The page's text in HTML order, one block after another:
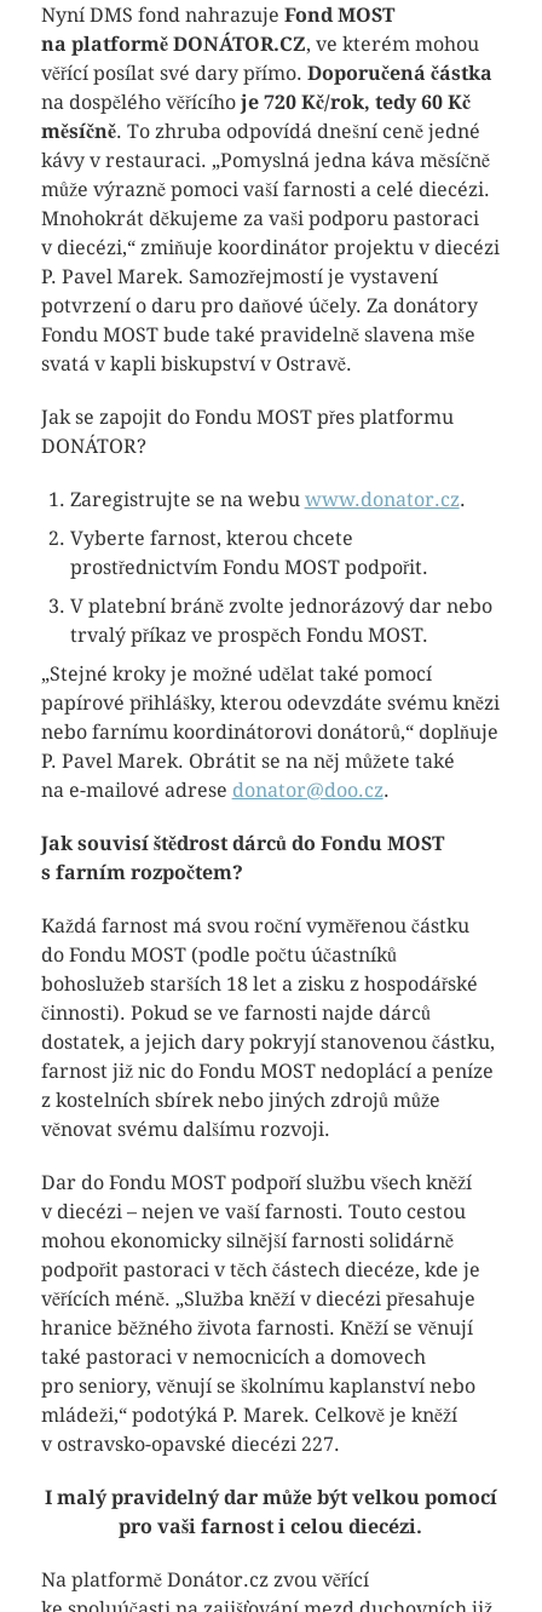
Nyní DMS fond nahrazuje Fond MOST
na platformě DONÁTOR.CZ, ve kterém mohou
věřící posílat své dary přímo. Doporučená částka
na dospělého věřícího je 720 Kč/rok, tedy 60 Kč
měsíčně. To zhruba odpovídá dnešní ceně jedné
kávy v restauraci. „Pomyslná jedna káva měsíčně
může výrazně pomoci vaší farnosti a celé diecézi.
Mnohokrát děkujeme za vaši podporu pastoraci
v diecézi,“ zmiňuje koordinátor projektu v diecézi
P. Pavel Marek. Samozřejmostí je vystavení
potvrzení o daru pro daňové účely. Za donátory
Fondu MOST bude také pravidelně slavena mše
svatá v kapli biskupství v Ostravě.
Jak se zapojit do Fondu MOST přes platformu
DONÁTOR?
Zaregistrujte se na webu www.donator.cz.
Vyberte farnost, kterou chcete
prostřednictvím Fondu MOST podpořit.
V platební bráně zvolte jednorázový dar nebo
trvalý příkaz ve prospěch Fondu MOST.
„Stejné kroky je možné udělat také pomocí
papírové přihlášky, kterou odevzdáte svému knězi
nebo farnímu koordinátorovi donátorů,“ doplňuje
P. Pavel Marek. Obrátit se na něj můžete také
na e-mailové adrese donator@doo.cz.
Jak souvisí štědrost dárců do Fondu MOST
s farním rozpočtem?
Každá farnost má svou roční vyměřenou částku
do Fondu MOST (podle počtu účastníků
bohoslužeb starších 18 let a zisku z hospodářské
činnosti). Pokud se ve farnosti najde dárců
dostatek, a jejich dary pokryjí stanovenou částku,
farnost již nic do Fondu MOST nedoplácí a peníze
z kostelních sbírek nebo jiných zdrojů může
věnovat svému dalšímu rozvoji.
Dar do Fondu MOST podpoří službu všech kněží
v diecézi – nejen ve vaší farnosti. Touto cestou
mohou ekonomicky silnější farnosti solidárně
podpořit pastoraci v těch částech diecéze, kde je
věřících méně. „Služba kněží v diecézi přesahuje
hranice běžného života farnosti. Kněží se věnují
také pastoraci v nemocnicích a domovech
pro seniory, věnují se školnímu kaplanství nebo
mládeži,“ podotýká P. Marek. Celkově je kněží
v ostravsko-opavské diecézi 227.
I malý pravidelný dar může být velkou pomocí
pro vaši farnost i celou diecézi.
Na platformě Donátor.cz zvou věřící